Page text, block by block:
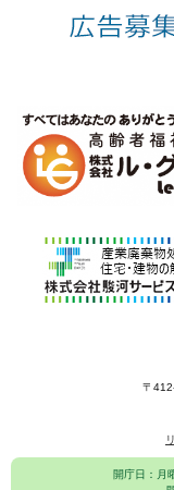
〒
開庁日：月